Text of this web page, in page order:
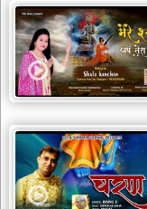
विष्णु
भजन
vishnu
bhajans
बाबा
बालक
नाथ
भजन
baba
balak
nath
bhajans